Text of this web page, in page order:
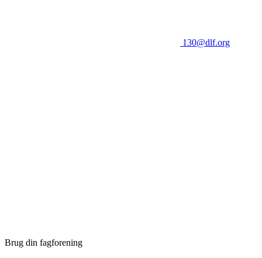
130@dlf.org
Brug din fagforening